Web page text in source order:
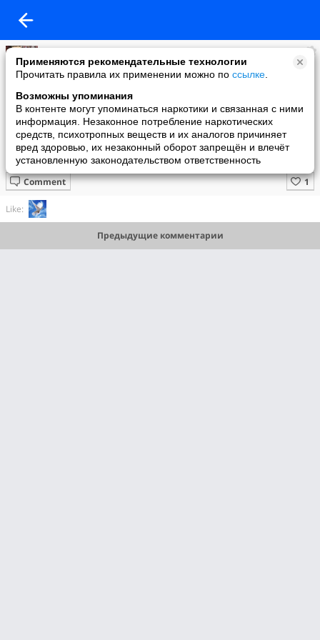
Применяются рекомендательные технологии
Прочитать правила их применении можно по ссылке
Возможны упоминания
В контенте могут упоминаться наркотики и связанная с ними
информация. Незаконное потребление наркотических
средств, психотропных веществ и их аналогов причиняет
вред здоровью, их незаконный оборот запрещён и влечёт
установленную законодательством ответственность
Нелля Нарметова
added a photo
19 Nov в 19:19
Comment
Like:
Предыдущие комментарии